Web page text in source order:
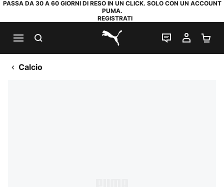
PASSA DA 30 A 60 GIORNI DI RESO IN UN CLICK. SOLO CON UN ACCOUNT
PUMA.
REGISTRATI
PUMA.com
CHAT IL MIO
Calcio